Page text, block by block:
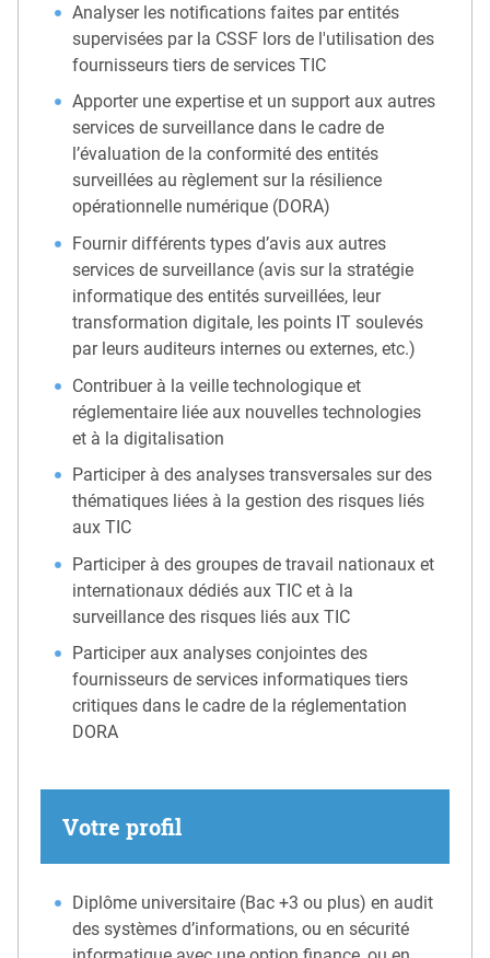
Analyser les notifications faites par entités
supervisées par la CSSF lors de l'utilisation des
fournisseurs tiers de services TIC
Apporter une expertise et un support aux autres
services de surveillance dans le cadre de
l’évaluation de la conformité des entités
surveillées au règlement sur la résilience
opérationnelle numérique (DORA)
Fournir différents types d’avis aux autres
services de surveillance (avis sur la stratégie
informatique des entités surveillées, leur
transformation digitale, les points IT soulevés
par leurs auditeurs internes ou externes, etc.)
Contribuer à la veille technologique et
réglementaire liée aux nouvelles technologies
et à la digitalisation
Participer à des analyses transversales sur des
thématiques liées à la gestion des risques liés
aux TIC
Participer à des groupes de travail nationaux et
internationaux dédiés aux TIC et à la
surveillance des risques liés aux TIC
Participer aux analyses conjointes des
fournisseurs de services informatiques tiers
critiques dans le cadre de la réglementation
DORA
Votre profil
Diplôme universitaire (Bac +3 ou plus) en audit
des systèmes d’informations, ou en sécurité